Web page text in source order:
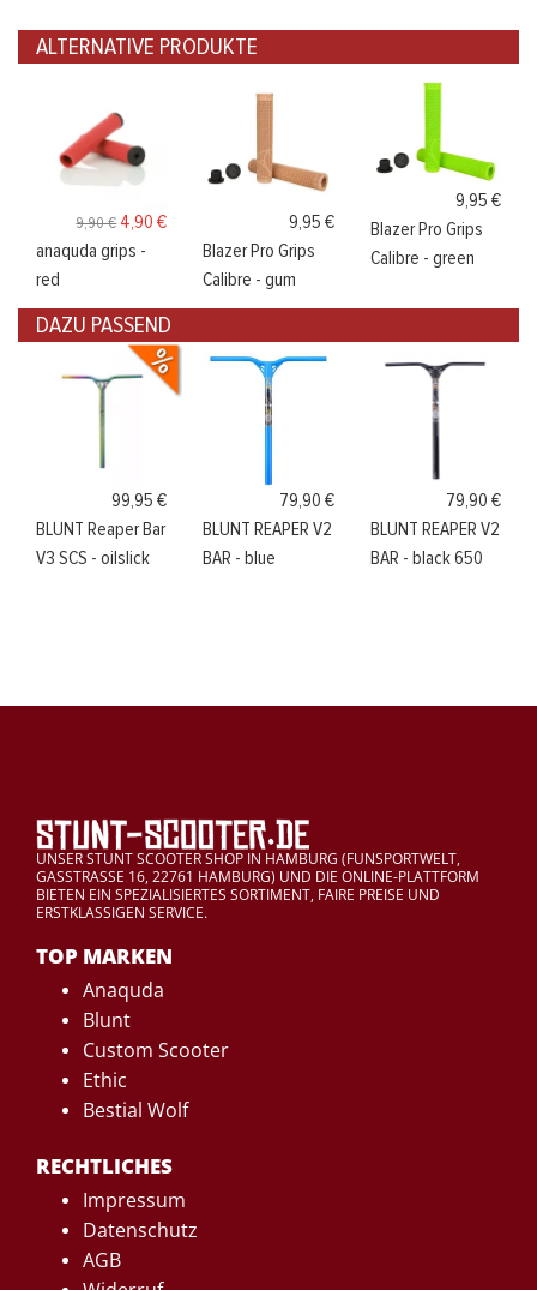
ALTERNATIVE PRODUKTE
9,90 € 4,90 €
anaquda grips -
red
9,95 €
Blazer Pro Grips
Calibre - gum
9,95 €
Blazer Pro Grips
Calibre - green
DAZU PASSEND
99,95 €
BLUNT Reaper Bar
V3 SCS - oilslick
79,90 €
BLUNT REAPER V2
BAR - blue
79,90 €
BLUNT REAPER V2
BAR - black 650
UNSER STUNT SCOOTER SHOP IN HAMBURG (FUNSPORTWELT,
GASSTRASSE 16, 22761 HAMBURG) UND DIE ONLINE-PLATTFORM
BIETEN EIN SPEZIALISIERTES SORTIMENT, FAIRE PREISE UND
ERSTKLASSIGEN SERVICE.
TOP MARKEN
Anaquda
Blunt
Custom Scooter
Ethic
Bestial Wolf
RECHTLICHES
Impressum
Datenschutz
AGB